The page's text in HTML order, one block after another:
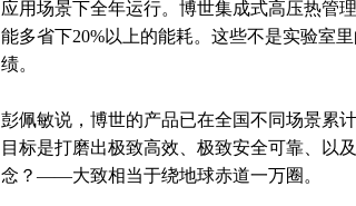
应用场景下全年运行。博世集成式高压热管
能多省下20%以上的能耗。这些不是实验室
绩。
彭佩敏说，博世的产品已在全国不同场景累
目标是打磨出极致高效、极致安全可靠、以
念？——大致相当于绕地球赤道一万圈。